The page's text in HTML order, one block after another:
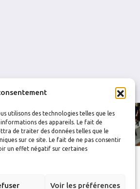
utilisons des technologies telles que les
des appareils. Le fait de
de traiter des données telles que le
sur ce site. Le fait de ne pas consentir
un effet négatif sur certaines
Voir les préférences